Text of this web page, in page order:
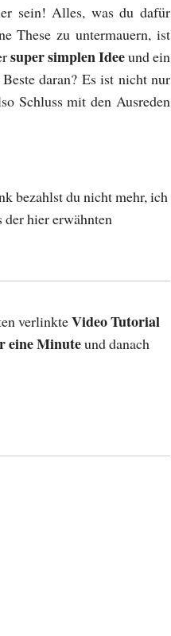
sein! Alles, was du dafür
These zu untermauern, ist
super simplen Ideeund ein
daran? Es ist nicht nur
Schluss mit den Ausreden
bezahlst du nicht mehr, ich
hier erwähnten
verlinkteVideo Tutorial
eine Minuteund danach